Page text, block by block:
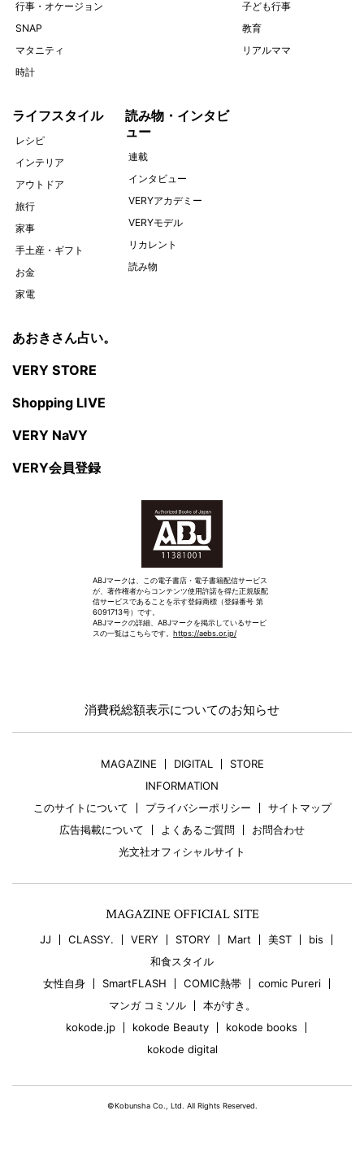
行事・オケージョン
SNAP
マタニティ
時計
子ども行事
教育
リアルママ
ライフスタイル
レシピ
インテリア
アウトドア
旅行
家事
手土産・ギフト
お金
家電
読み物・インタビ
ュー
連載
インタビュー
VERYアカデミー
VERYモデル
リカレント
読み物
あおきさん占い。
VERY STORE
Shopping LIVE
VERY NaVY
VERY会員登録
ABJマークは、この電子書店・電子書籍配信サービス
が、著作権者からコンテンツ使用許諾を得た正規版配
信サービスであることを示す登録商標（登録番号 第
6091713号）です。
ABJマークの詳細、ABJマークを掲示しているサービ
スの一覧はこちらです。 https://aebs.or.jp/
消費税総額表示についてのお知らせ
MAGAZINE DIGITAL
STORE
INFORMATION
このサイトについて
プライバシーポリシー
サイトマップ
広告掲載について
よくあるご質問
お問合わせ
光文社オフィシャルサイト
MAGAZINE OFFICIAL SITE
JJ CLASSY. VERY STORY Mart 美ST
bis
和食スタイル
女性自身
SmartFLASH COMIC熱帯
comic Pureri
マンガ コミソル
本がすき。
kokode.jp
kokode Beauty
kokode books
kokode digital
©Kobunsha Co., Ltd. All Rights Reserved.